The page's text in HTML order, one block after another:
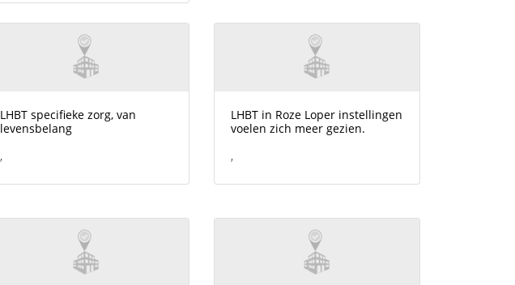
LHBT specifieke zorg, van
levensbelang
,
LHBT in Roze Loper instellingen
voelen zich meer gezien.
,